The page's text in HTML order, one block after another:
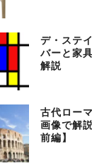
デ・ステ
バーと家
解説
古代ロー
画像で解
前編】